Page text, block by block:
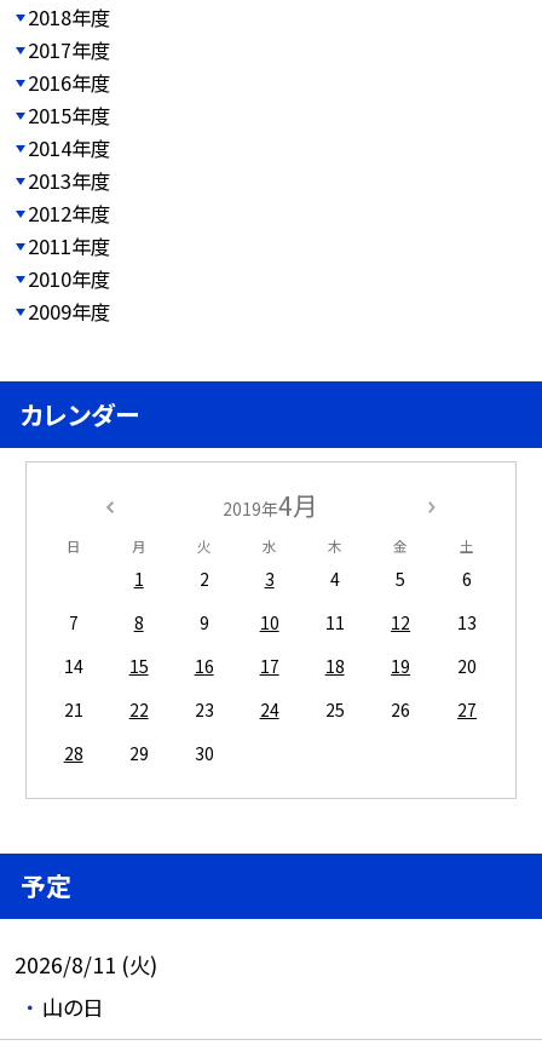
2018年度
2017年度
2016年度
2015年度
2014年度
2013年度
2012年度
2011年度
2010年度
2009年度
カレンダー
2019年4月
日 月 火 水 木 金 土
1 2 3 4 5
6
7
8 9 10 11 12
13
14
15 16 17 18 19
20
21
22 23 24 25 26
27
28
29 30
予定
2026/8/11 (火)
山の日